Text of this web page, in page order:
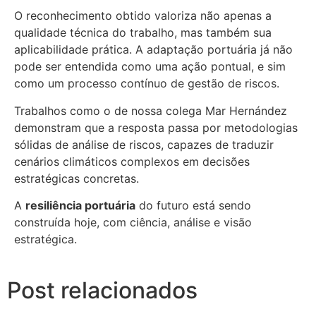
O reconhecimento obtido valoriza não apenas a
qualidade técnica do trabalho, mas também sua
aplicabilidade prática. A adaptação portuária já não
pode ser entendida como uma ação pontual, e sim
como um processo contínuo de gestão de riscos.
Trabalhos como o de nossa colega Mar Hernández
demonstram que a resposta passa por metodologias
sólidas de análise de riscos, capazes de traduzir
cenários climáticos complexos em decisões
estratégicas concretas.
A resiliência portuária do futuro está sendo
construída hoje, com ciência, análise e visão
estratégica.
Post relacionados